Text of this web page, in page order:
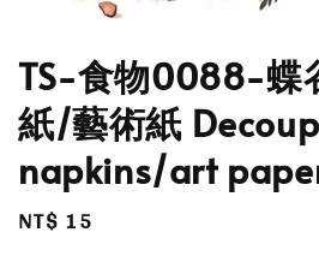
TS-食物0088-蝶
紙/藝術紙
napkins/art
Regular
NT$ 15